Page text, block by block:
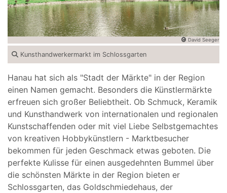
David Seeger
Kunsthandwerkermarkt im Schlossgarten
Hanau hat sich als "Stadt der Märkte" in der Region
einen Namen gemacht. Besonders die Künstlermärkte
erfreuen sich großer Beliebtheit. Ob Schmuck, Keramik
und Kunsthandwerk von internationalen und regionalen
Kunstschaffenden oder mit viel Liebe Selbstgemachtes
von kreativen Hobbykünstlern - Marktbesucher
bekommen für jeden Geschmack etwas geboten. Die
perfekte Kulisse für einen ausgedehnten Bummel über
die schönsten Märkte in der Region bieten er
Schlossgarten, das Goldschmiedehaus, der